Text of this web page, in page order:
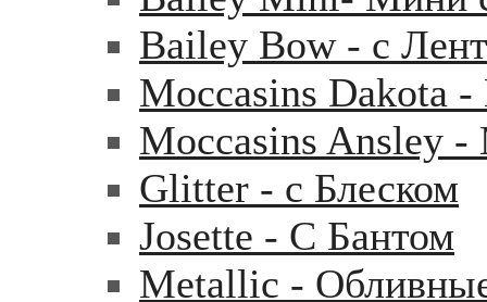
Bailey Bow - с
Moccasins Dakota
Moccasins Ansley
Glitter - с Блеском
Josette - С Бантом
Metallic -